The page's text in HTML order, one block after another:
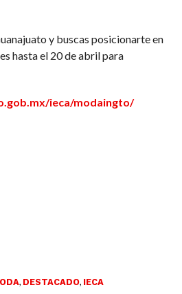
y buscas posicionarte en
hasta el 20 de abril para
ieca/modaingto/
, DESTACADO, IECA